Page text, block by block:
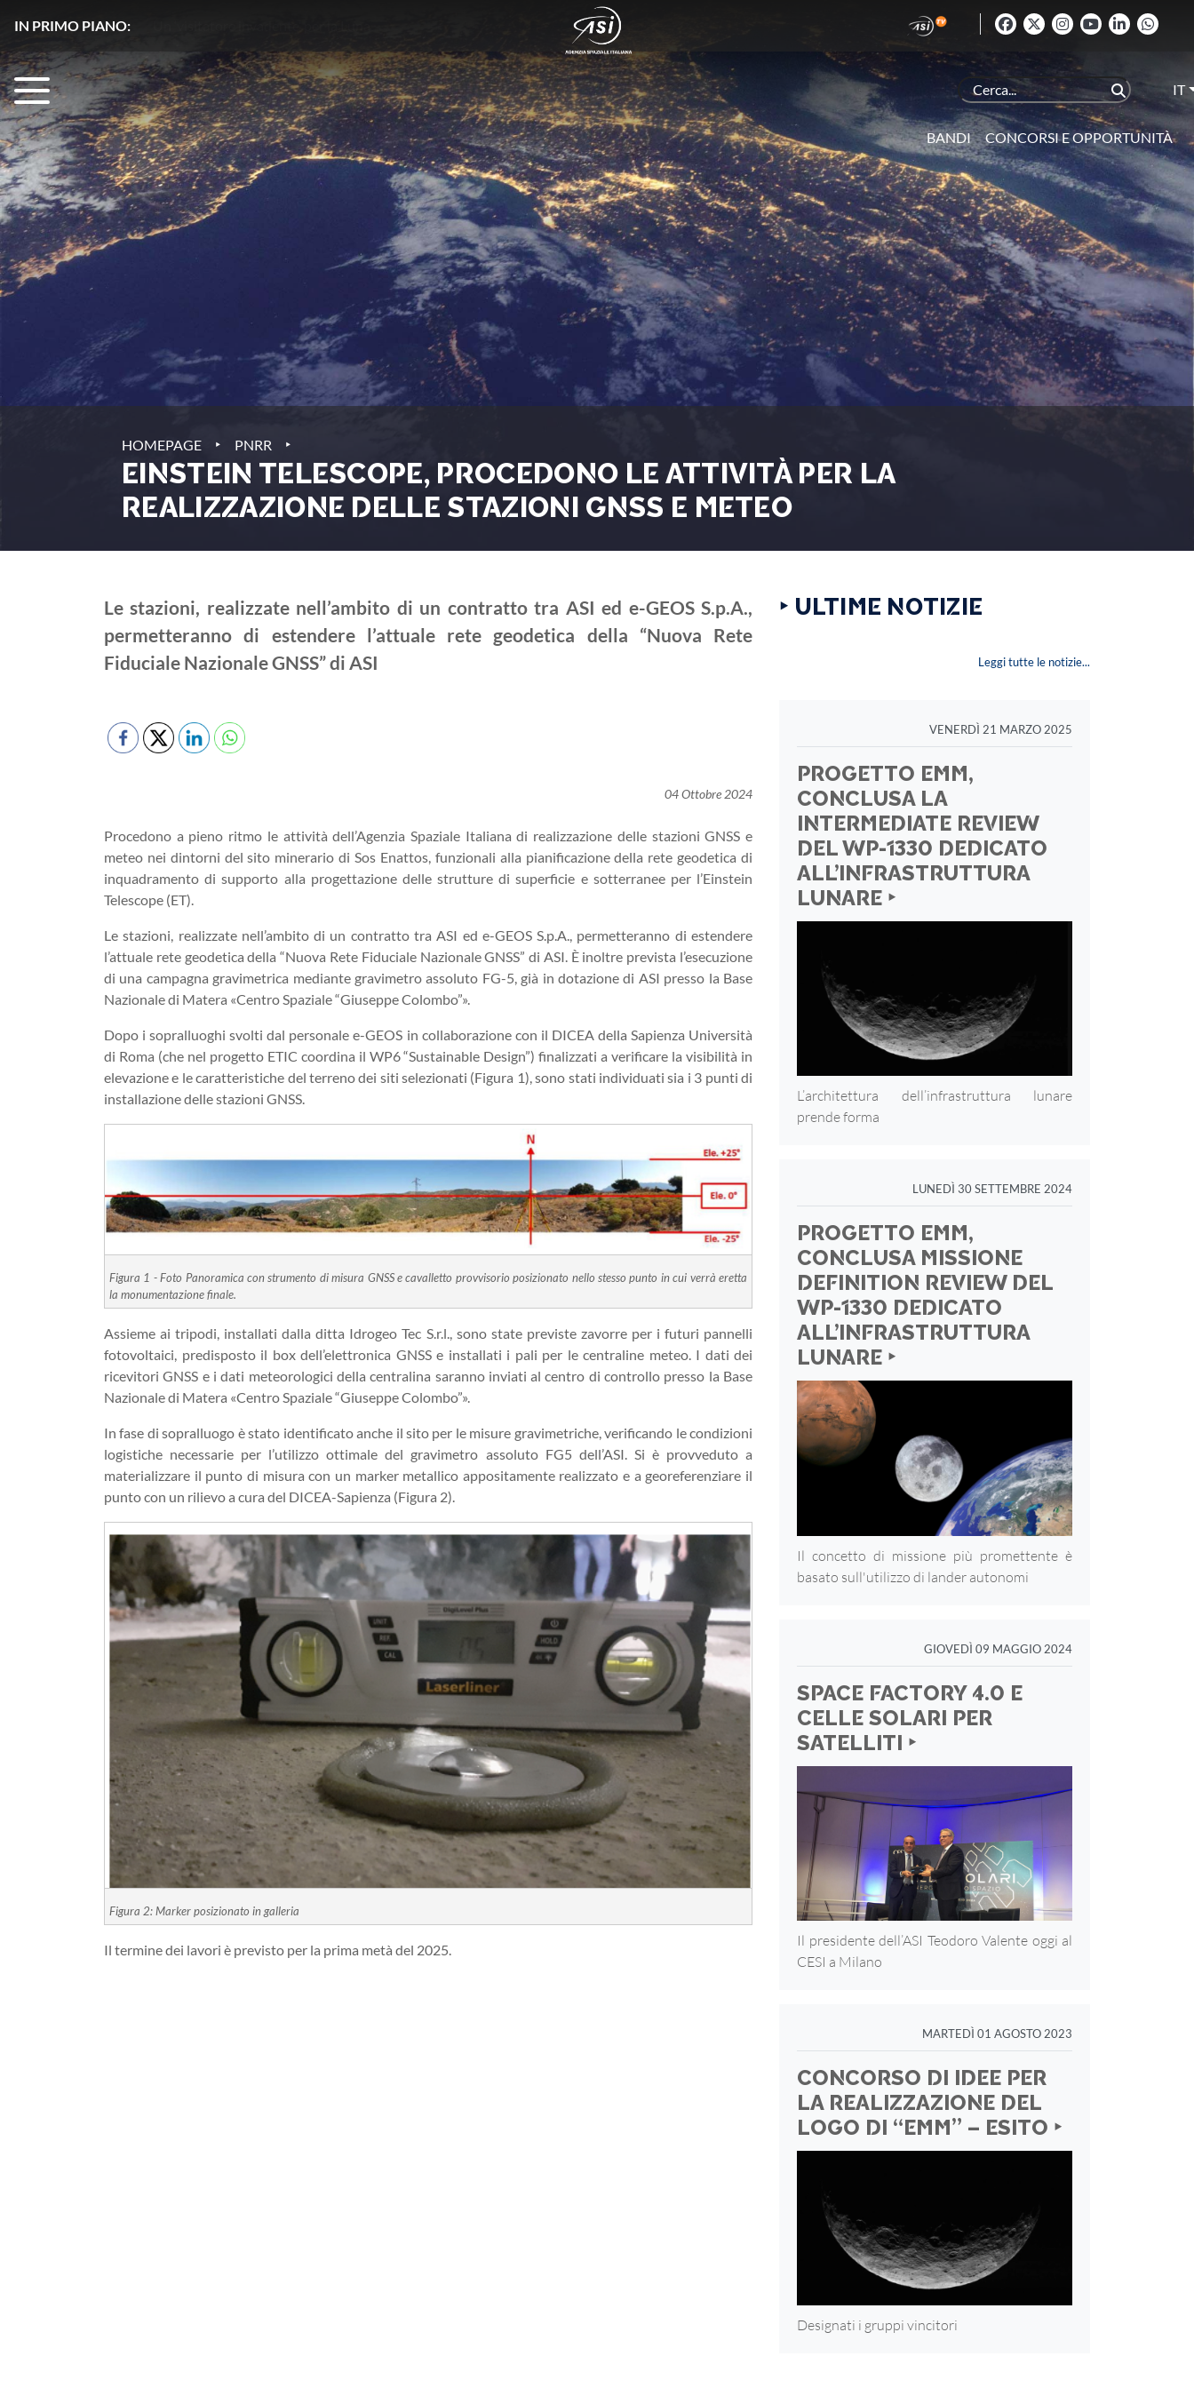
IN PRIMO PIANO:
IT
BANDI CONCORSI E OPPORTUNITÀ
HOMEPAGE ‣ PNRR ‣
EINSTEIN TELESCOPE, PROCEDONO LE ATTIVITÀ PER LA
REALIZZAZIONE DELLE STAZIONI GNSS E METEO
Le stazioni, realizzate nell’ambito di un contratto tra ASI ed e-GEOS S.p.A.,
permetteranno di estendere l’attuale rete geodetica della “Nuova Rete
Fiduciale Nazionale GNSS” di ASI
04 Ottobre 2024
Procedono a pieno ritmo le attività dell’Agenzia Spaziale Italiana di realizzazione delle stazioni GNSS e
meteo nei dintorni del sito minerario di Sos Enattos, funzionali alla pianificazione della rete geodetica di
inquadramento di supporto alla progettazione delle strutture di superficie e sotterranee per l’Einstein
Telescope (ET).
Le stazioni, realizzate nell’ambito di un contratto tra ASI ed e-GEOS S.p.A., permetteranno di estendere
l’attuale rete geodetica della “Nuova Rete Fiduciale Nazionale GNSS” di ASI. È inoltre prevista l’esecuzione
di una campagna gravimetrica mediante gravimetro assoluto FG-5, già in dotazione di ASI presso la Base
Nazionale di Matera «Centro Spaziale “Giuseppe Colombo”».
Dopo i sopralluoghi svolti dal personale e-GEOS in collaborazione con il DICEA della Sapienza Università
di Roma (che nel progetto ETIC coordina il WP6 “Sustainable Design”) finalizzati a verificare la visibilità in
elevazione e le caratteristiche del terreno dei siti selezionati (Figura 1), sono stati individuati sia i 3 punti di
installazione delle stazioni GNSS.
Figura 1 - Foto Panoramica con strumento di misura GNSS e cavalletto provvisorio posizionato nello stesso punto in cui verrà eretta
la monumentazione finale.
Assieme ai tripodi, installati dalla ditta Idrogeo Tec S.r.l., sono state previste zavorre per i futuri pannelli
fotovoltaici, predisposto il box dell’elettronica GNSS e installati i pali per le centraline meteo. I dati dei
ricevitori GNSS e i dati meteorologici della centralina saranno inviati al centro di controllo presso la Base
Nazionale di Matera «Centro Spaziale “Giuseppe Colombo”».
In fase di sopralluogo è stato identificato anche il sito per le misure gravimetriche, verificando le condizioni
logistiche necessarie per l’utilizzo ottimale del gravimetro assoluto FG5 dell’ASI. Si è provveduto a
materializzare il punto di misura con un marker metallico appositamente realizzato e a georeferenziare il
punto con un rilievo a cura del DICEA-Sapienza (Figura 2).
Figura 2: Marker posizionato in galleria
Il termine dei lavori è previsto per la prima metà del 2025.
‣ ULTIME NOTIZIE
Leggi tutte le notizie...
VENERDÌ 21 MARZO 2025
PROGETTO EMM,
CONCLUSA LA
INTERMEDIATE REVIEW
DEL WP-1330 DEDICATO
ALL’INFRASTRUTTURA
LUNARE ‣
L’architettura dell’infrastruttura lunare
prende forma
LUNEDÌ 30 SETTEMBRE 2024
PROGETTO EMM,
CONCLUSA MISSIONE
DEFINITION REVIEW DEL
WP-1330 DEDICATO
ALL’INFRASTRUTTURA
LUNARE ‣
Il concetto di missione più promettente è
basato sull'utilizzo di lander autonomi
GIOVEDÌ 09 MAGGIO 2024
SPACE FACTORY 4.0 E
CELLE SOLARI PER
SATELLITI ‣
Il presidente dell’ASI Teodoro Valente oggi al
CESI a Milano
MARTEDÌ 01 AGOSTO 2023
CONCORSO DI IDEE PER
LA REALIZZAZIONE DEL
LOGO DI “EMM” – ESITO ‣
Designati i gruppi vincitori